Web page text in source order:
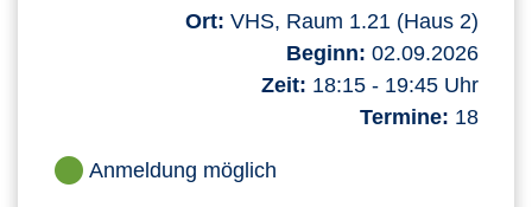
Ort: VHS, Raum 1.21 (Haus 2)
Beginn: 02.09.2026
Zeit: 18:15 - 19:45 Uhr
Termine: 18
Anmeldung möglich